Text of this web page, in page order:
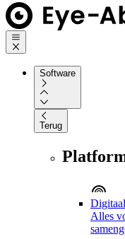
Software
Terug
Alles